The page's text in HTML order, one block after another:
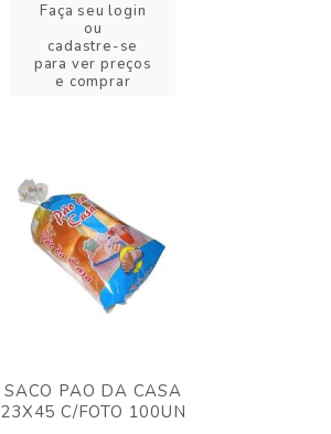
Faça seu login
ou
cadastre-se
para ver preços
e comprar
SACO PAO DA CASA
23X45 C/FOTO 100UN